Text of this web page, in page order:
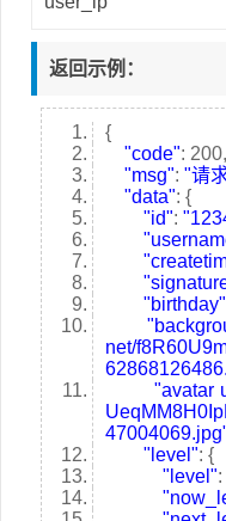
返回示例：
{
"code": 200,
"msg": "请
"data": {
"id":
"birthday"
net/
"avatar
"level": {
"level"